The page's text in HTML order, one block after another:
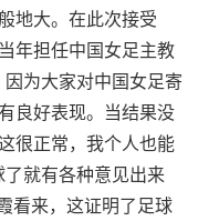
地大。在此次接受
年担任中国女足主教
为大家对中国女足寄
良好表现。当结果没
很正常，我个人也能
了就有各种意见出来
看来，这证明了足球